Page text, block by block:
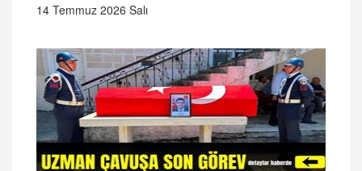
14 Temmuz 2026 Salı